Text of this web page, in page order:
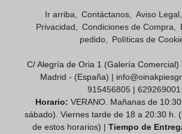
Ir arriba Contáctanos Aviso Legal
Privacidad
Condiciones de Compra
pedido
Políticas de
C/ Alegría de Oria 1 (Galería Comercial)
Madrid - (España) |
915456805 | 629269001
Horario: VERANO. Mañanas de
sábado). Viernes tarde de 18 a 20:30 h.
de estos horarios) | Tiempo de